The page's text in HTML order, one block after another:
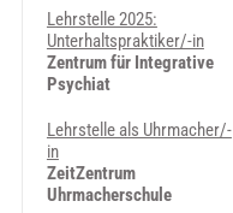
Lehrstelle 2025:
Unterhaltspraktiker/-in
Zentrum für Integrative
Psychiat
Lehrstelle als Uhrmacher/-
in
ZeitZentrum
Uhrmacherschule